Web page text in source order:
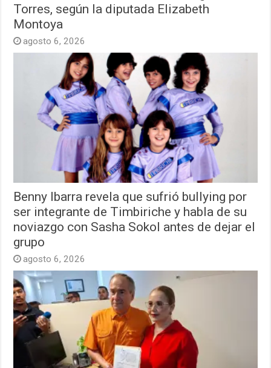
Torres, según la diputada Elizabeth
Montoya
agosto 6, 2026
Benny Ibarra revela que sufrió bullying por
ser integrante de Timbiriche y habla de su
noviazgo con Sasha Sokol antes de dejar el
grupo
agosto 6, 2026